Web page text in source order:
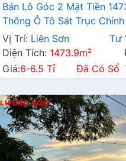
Bán Lô Góc 2 Mặt Tiền
Thông Ô Tô Sát Trục
Sương
Vị Trí: Liên Sơn Tư
Diện Tích: 1473.9m²
Giá:6-6.5 Tỉ Đã Có Sổ
LƯƠNG SƠN